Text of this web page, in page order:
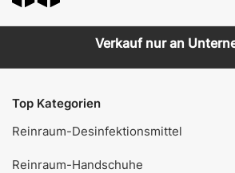
Verkauf nur an
Top Kategorien
Reinraum-Desinfektionsmittel
Reinraum-Handschuhe